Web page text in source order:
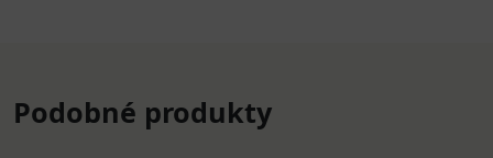
Podobné produkty